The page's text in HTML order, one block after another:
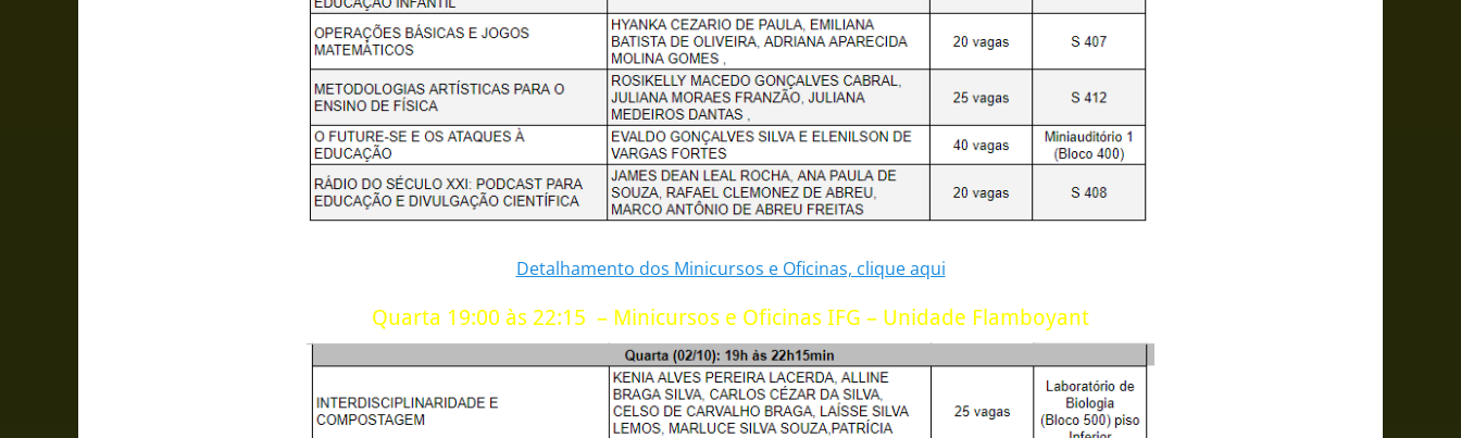
Detalhamento dos Minicursos e Oficinas, clique aqui
Quarta 19:00 às 22:15 – Minicursos e Oficinas IFG – Unidade Flamboyant